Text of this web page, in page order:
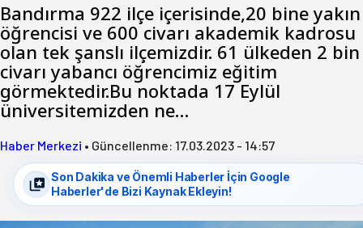
Bandırma 922 ilçe içerisinde,20 bine yakın
öğrencisi ve 600 civarı akademik kadrosu
olan tek şanslı ilçemizdir. 61 ülkeden 2 bin
civarı yabancı öğrencimiz eğitim
görmektedir.Bu noktada 17 Eylül
üniversitemizden ne…
Haber Merkezi • Güncellenme: 17.03.2023 - 14:57
Son Dakika ve Önemli Haberler İçin Google
Haberler'de Bizi Kaynak Ekleyin!